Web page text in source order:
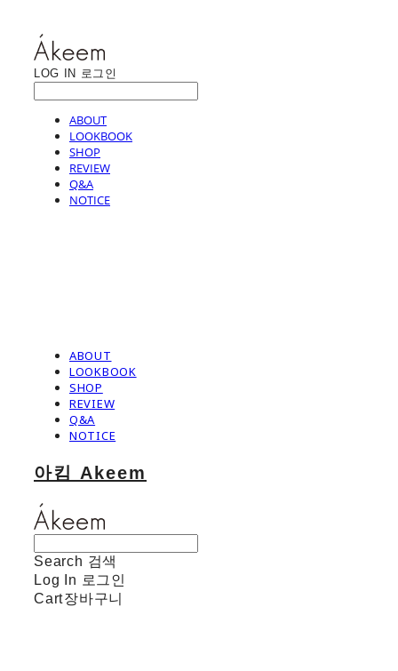
LOG IN 로그인
ABOUT
LOOKBOOK
SHOP
REVIEW
Q&A
NOTICE
ABOUT
LOOKBOOK
SHOP
REVIEW
Q&A
NOTICE
아킴 Akeem
Search 검색
Log In 로그인
Cart장바구니